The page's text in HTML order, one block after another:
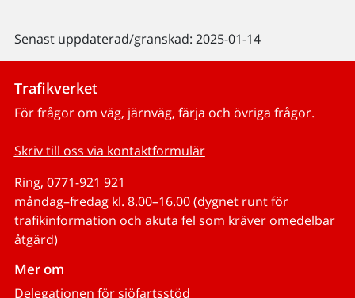
Senast uppdaterad/granskad: 2025-01-14
Trafikverket
För frågor om väg, järnväg, färja och övriga frågor.
Skriv till oss via kontaktformulär
Ring, 0771-921 921
måndag–fredag kl. 8.00–16.00 (dygnet runt för
trafikinformation och akuta fel som kräver omedelbar
åtgärd)
Mer om
Delegationen för sjöfartsstöd